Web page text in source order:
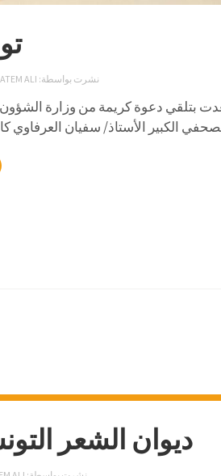
نشرت بواسطة: ALI
بتلقي دعوة كريمة من وزارة الشؤون
الكبير الأستاذ/ سفيان العرفاوي
ديوان الشعر